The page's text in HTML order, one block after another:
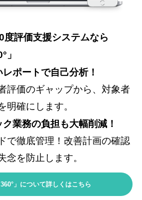
度評価支援システムなら
」
ポートで自己分析！
評価のギャップから、対象者
明確にします。
業務の負担も大幅削減！
で徹底管理！改善計画の確認
念を防止します。
360°」について詳しくはこちら